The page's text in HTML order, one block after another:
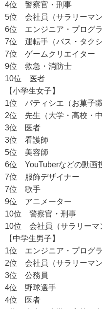
4位 警察官・刑事
5位 会社員（サラリーマン
6位 エンジニア・プログ
7位 運転手（バス・タクシ
7位 ゲームクリエイター
9位 救急・消防士
10位 医者
【小学生女子】
1位 パティシエ（お菓子職
2位 先生（大学・高校・中
3位 医者
3位 看護師
5位 美容師
6位 YouTuberなどの動画
7位 服飾デザイナー
7位 歌手
9位 アニメーター
10位 警察官・刑事
10位 会社員（サラリーマ
【中学生男子】
1位 エンジニア・プログ
2位 会社員（サラリーマン
3位 公務員
4位 野球選手
4位 医者